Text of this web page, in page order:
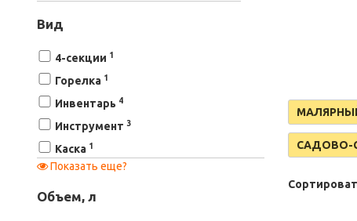
Вид
4-секции 1
Горелка 1
Инвентарь 4
Инструмент 3
Каска 1
Латексные1
Лента
Показать еще?
Объем, л
САДОВО-